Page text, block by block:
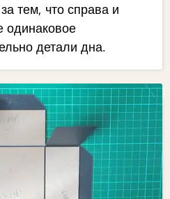
тем, что справа и
одинаковое
детали дна.